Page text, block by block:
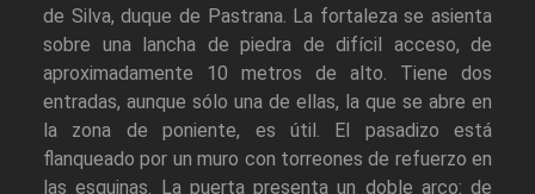
de Silva, duque de Pastrana. La fortaleza se asienta
sobre una lancha de piedra de difícil acceso, de
aproximadamente 10 metros de alto. Tiene dos
entradas, aunque sólo una de ellas, la que se abre en
la zona de poniente, es útil. El pasadizo está
flanqueado por un muro con torreones de refuerzo en
las esquinas. La puerta presenta un doble arco: de